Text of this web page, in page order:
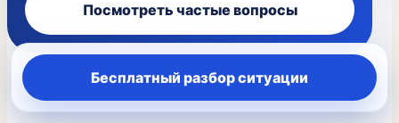
Посмотреть частые вопросы
Бесплатный разбор ситуации